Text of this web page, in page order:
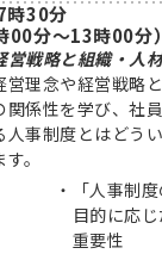
時30分
00分～13時00分）
営戦略と組織・人
営理念や経営戦略
関係性を学び、社
人事制度とはどう
す。
・
「人事制
目的に応
重要性